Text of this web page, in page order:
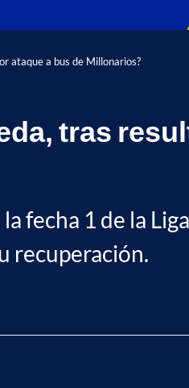
ataque a bus de Millonarios?
tras
fecha 1 de la
recuperación.